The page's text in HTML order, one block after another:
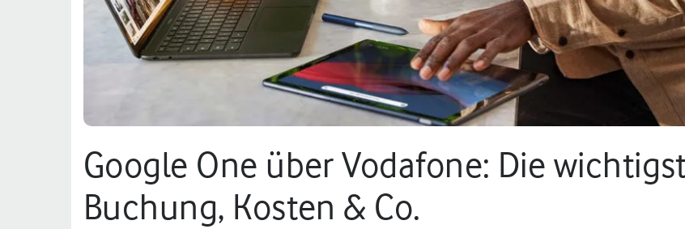
Google One über Vodafone: Die
Buchung, Kosten & Co.